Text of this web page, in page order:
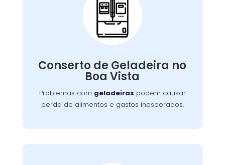
Conserto de Geladeira no
Boa Vista
Problemas com geladeiras podem causar
perda de alimentos e gastos inesperados.
Conserto de
Galadeira:
Nossos especialistas estão prontos para
ou componentes elétricos, garantindo a
conservação adequada dos alimentos.